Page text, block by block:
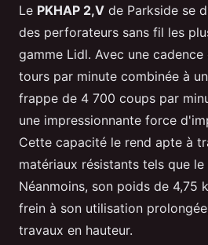
Le PKHAP 2,V de Parkside se
des perforateurs sans fil les
gamme Lidl. Avec une
tours par minute combinée à
frappe de 4 700 coups par
une impressionnante force
Cette capacité le rend apte à
matériaux résistants tels que
Néanmoins, son poids de 4,75
frein à son utilisation
travaux en hauteur.